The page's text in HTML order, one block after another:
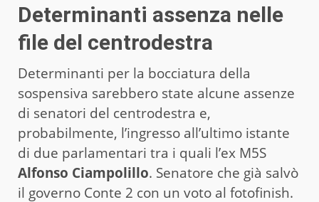
Determinanti assenza nelle
file del centrodestra
Determinanti per la bocciatura della
sospensiva sarebbero state alcune assenze
di senatori del centrodestra e,
probabilmente, l’ingresso all’ultimo istante
di due parlamentari tra i quali l’ex M5S
Alfonso Ciampolillo. Senatore che già salvò
il governo Conte 2 con un voto al fotofinish.